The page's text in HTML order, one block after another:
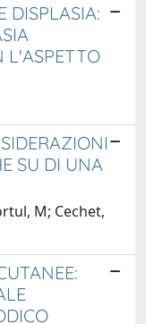
DISPLASIA:
L'ASPETTO
SU DI UNA
M; Cechet,